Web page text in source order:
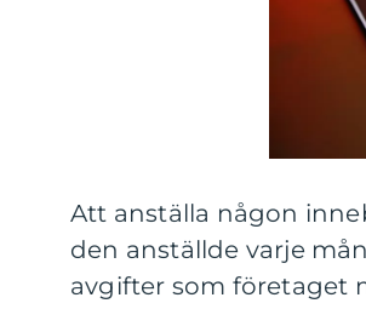
Att anställa någon
den anställde varje
avgifter som företaget